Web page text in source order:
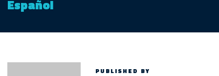
Español
PUBLISHED BY